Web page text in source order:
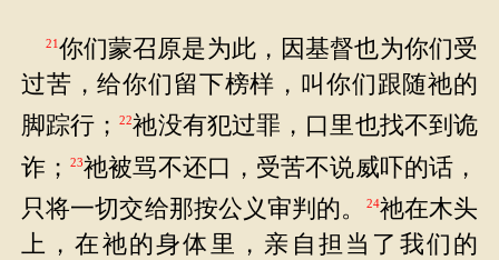
21你们蒙召原是为此，因基督也为你们受
过苦，给你们留下榜样，叫你们跟随祂的
脚踪行；22祂没有犯过罪，口里也找不到诡
诈；23祂被骂不还口，受苦不说威吓的话，
只将一切交给那按公义审判的。
24祂在木头
上，在祂的身体里，亲自担当了我们的